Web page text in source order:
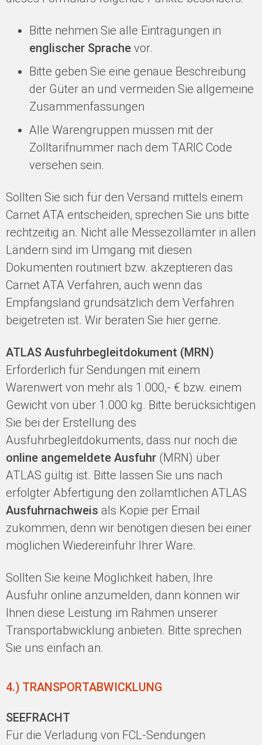
Bitte nehmen Sie alle Eintragungen in
englischer Sprache vor.
Bitte geben Sie eine genaue Beschreibung
der Güter an und vermeiden Sie allgemeine
Zusammenfassungen
Alle Warengruppen müssen mit der
Zolltarifnummer nach dem TARIC Code
versehen sein.
Sollten Sie sich für den Versand mittels einem
Carnet ATA entscheiden, sprechen Sie uns bitte
rechtzeitig an. Nicht alle Messezollämter in allen
Ländern sind im Umgang mit diesen
Dokumenten routiniert bzw. akzeptieren das
Carnet ATA Verfahren, auch wenn das
Empfangsland grundsätzlich dem Verfahren
beigetreten ist. Wir beraten Sie hier gerne.
ATLAS Ausfuhrbegleitdokument (MRN)
Erforderlich für Sendungen mit einem
Warenwert von mehr als 1.000,- € bzw. einem
Gewicht von über 1.000 kg. Bitte berücksichtigen
Sie bei der Erstellung des
Ausfuhrbegleitdokuments, dass nur noch die
online angemeldete Ausfuhr (MRN) über
ATLAS gültig ist. Bitte lassen Sie uns nach
erfolgter Abfertigung den zollamtlichen ATLAS
Ausfuhrnachweis als Kopie per Email
zukommen, denn wir benötigen diesen bei einer
möglichen Wiedereinfuhr Ihrer Ware.
Sollten Sie keine Möglichkeit haben, Ihre
Ausfuhr online anzumelden, dann können wir
Ihnen diese Leistung im Rahmen unserer
Transportabwicklung anbieten. Bitte sprechen
Sie uns einfach an.
4.) TRANSPORTABWICKLUNG
SEEFRACHT
Für die Verladung von FCL-Sendungen